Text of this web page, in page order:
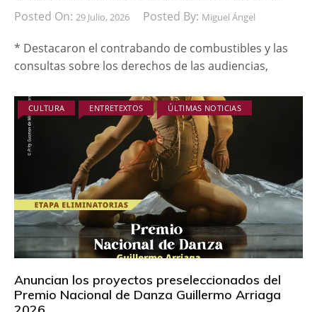
Posted On: 29 Julio, 2026 Posted By: Miguel Ángel
* Destacaron el contrabando de combustibles y las
consultas sobre los derechos de las audiencias,
CULTURA ENTRETEXTOS ÚLTIMAS NOTICIAS
Anuncian los proyectos preseleccionados del
Premio Nacional de Danza Guillermo Arriaga